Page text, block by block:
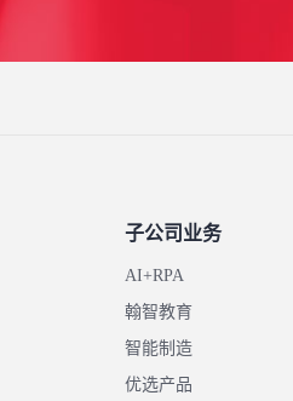
子公司业务
AI+RPA
翰智教育
智能制造
优选产品